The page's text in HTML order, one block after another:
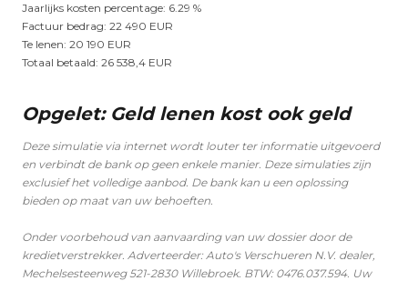
Jaarlijks kosten percentage: 6.29 %
Factuur bedrag: 22 490 EUR
Te lenen: 20 190 EUR
Totaal betaald: 26 538,4 EUR
Opgelet: Geld lenen kost ook geld
Deze simulatie via internet wordt louter ter informatie uitgevoerd
en verbindt de bank op geen enkele manier. Deze simulaties zijn
exclusief het volledige aanbod. De bank kan u een oplossing
bieden op maat van uw behoeften.
Onder voorbehoud van aanvaarding van uw dossier door de
kredietverstrekker. Adverteerder: Auto's Verschueren N.V. dealer,
Mechelsesteenweg 521-2830 Willebroek. BTW: 0476.037.594. Uw